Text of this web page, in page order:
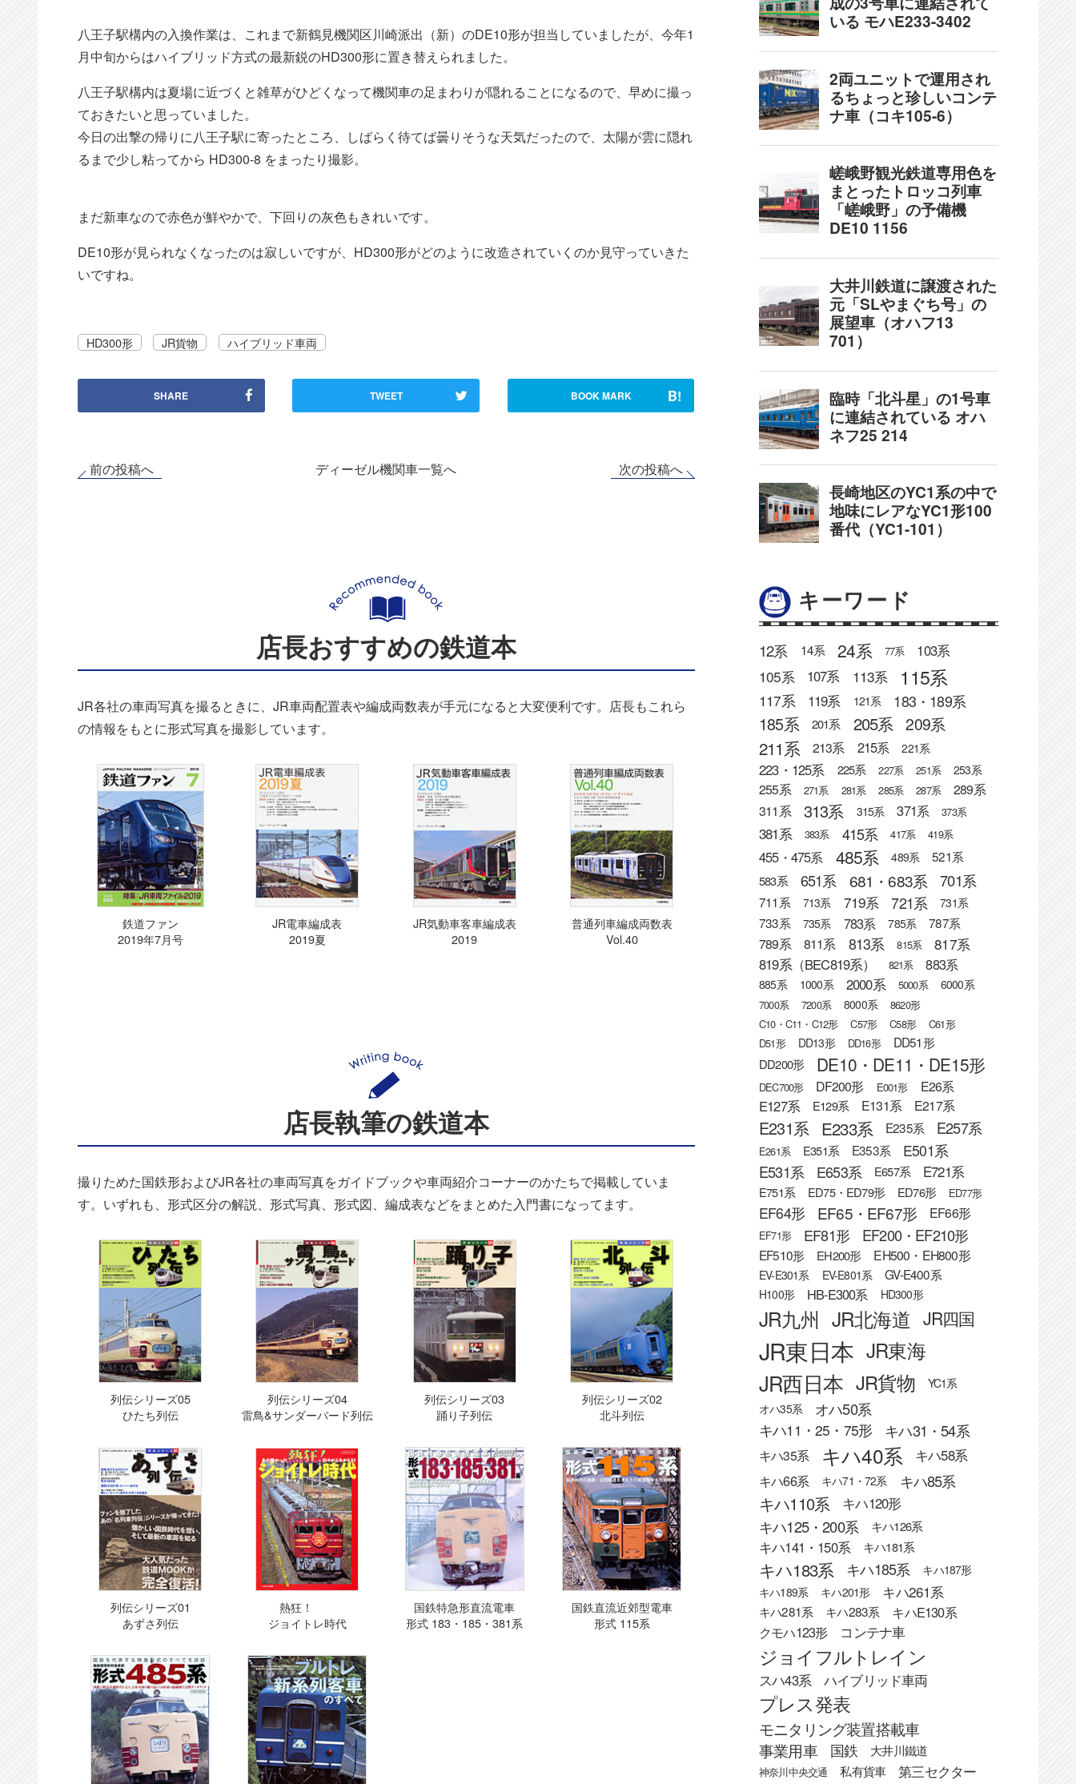
八王子駅構内の入換作業は、これまで新鶴見機関区川崎派出（新）のDE10形が担当していましたが、今年1
月中旬からはハイブリッド方式の最新鋭のHD300形に置き替えられました。
八王子駅構内は夏場に近づくと雑草がひどくなって機関車の足まわりが隠れることになるので、早めに撮っ
ておきたいと思っていました。
今日の出撃の帰りに八王子駅に寄ったところ、しばらく待てば曇りそうな天気だったので、太陽が雲に隠れ
るまで少し粘ってから HD300-8 をまったり撮影。
まだ新車なので赤色が鮮やかで、下回りの灰色もきれいです。
DE10形が見られなくなったのは寂しいですが、HD300形がどのように改造されていくのか見守っていきた
いですね。
HD300形 JR貨物 ハイブリッド車両
SHARE TWEET BOOK MARK B!
前の投稿へ ディーゼル機関車一覧へ 次の投稿へ
店長おすすめの鉄道本
JR各社の車両写真を撮るときに、JR車両配置表や編成両数表が手元になると大変便利です。店長もこれら
の情報をもとに形式写真を撮影しています。
鉄道ファン
2019年7月号
JR電車編成表
2019夏
JR気動車客車編成表
2019
普通列車編成両数表
Vol.40
店長執筆の鉄道本
撮りためた国鉄形およびJR各社の車両写真をガイドブックや車両紹介コーナーのかたちで掲載していま
す。いずれも、形式区分の解説、形式写真、形式図、編成表などをまとめた入門書になってます。
列伝シリーズ05
ひたち列伝
列伝シリーズ04
雷鳥&サンダーバード列伝
列伝シリーズ03
踊り子列伝
列伝シリーズ02
北斗列伝
列伝シリーズ01
あずさ列伝
熱狂！
ジョイトレ時代
国鉄特急形直流電車
形式 183・185・381系
国鉄直流近郊型電車
形式 115系
キーワード
12系 14系 24系 77系 103系
105系 107系 113系 115系
117系 119系 121系 183・189系
185系 201系 205系 209系
211系 213系 215系 221系
223・125系 225系 227系 251系 253系
255系 271系 281系 285系 287系
289系
311系
313系 315系 371系 373系
381系 383系 415系 417系 419系
455・475系 485系 489系 521系
583系 651系 681・683系 701系
711系 713系 719系 721系 731系
733系 735系 783系 785系 787系
789系 811系 813系 815系 817系
819系（BEC819系） 821系 883系
885系 1000系 2000系 5000系 6000系
7000系 7200系 8000系
8620形
C10・C11・C12形
C57形 C58形
C61形
D51形
DD13形 DD16形 DD51形
DD200形 DE10・DE11・DE15形
DEC700形 DF200形 E001形 E26系
E127系 E129系 E131系 E217系
E231系 E233系 E235系 E257系
E261系 E351系 E353系 E501系
E531系 E653系 E657系 E721系
E751系 ED75・ED79形 ED76形 ED77形
EF64形 EF65・EF67形 EF66形
EF71形 EF81形 EF200・EF210形
EF510形 EH200形 EH500・EH800形
EV-E301系 EV-E801系 GV-E400系
H100形 HB-E300系 HD300形
JR九州 JR北海道 JR四国
JR東日本 JR東海
JR西日本 JR貨物
YC1系
オハ35系
オハ50系
キハ11・25・75形 キハ31・54系
キハ35系 キハ40系
キハ58系
キハ66系
キハ71・72系 キハ85系
キハ110系 キハ120形
キハ125・200系 キハ126系
キハ141・150系 キハ181系
キハ183系 キハ185系
キハ187形
キハ189系
キハ201形 キハ261系
キハ281系 キハ283系
キハE130系
クモハ123形
コンテナ車
ジョイフルトレイン
スハ43系 ハイブリッド車両
プレス発表
モニタリング装置搭載車
事業用車 国鉄 大井川鐵道
神奈川中央交通 私有貨車
第三セクター